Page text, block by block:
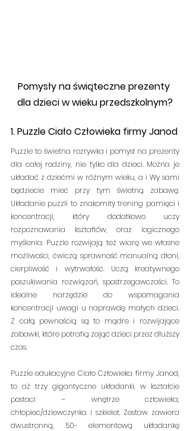
Pomysły na świąteczne prezenty
dla dzieci w wieku przedszkolnym?
Puzzle to świetna rozrywka i pomysł na prezenty
dla całej rodziny, nie tylko dla dzieci. Można je
układać z dziećmi w różnym wieku, a i Wy sami
będziecie mieć przy tym świetną zabawę.
Układanie puzzli to znakomity trening pamięci i
koncentracji, który dodatkowo uczy
rozpoznawania kształtów, oraz logicznego
myślenia. Puzzle rozwijają też wiarę we własne
możliwości, ćwiczą sprawność manualną dłoni,
cierpliwość i wytrwałość. Uczą kreatywnego
poszukiwania rozwiązań, spostrzegawczości. To
idealne narzędzie do wspomagania
koncentracji uwagi u naprawdę małych dzieci.
Z całą pewnością są to mądre i rozwijające
zabawki, które potrafią zająć dzieci przez dłuższy
czas.
Puzzle edukacyjne Ciało Człowieka firmy Janod,
to aż trzy gigantyczne układanki, w kształcie
postaci – wnętrze człowieka,
chłopiec/dziewczynka i szkielet. Zestaw zawiera
dwustronną, 50- elementową układankę